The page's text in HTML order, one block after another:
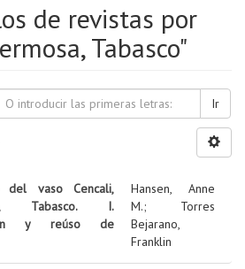
de revistas por
Tabasco"
Ir
del vaso Cencali,
Tabasco. I.
y reúso de
Hansen, Anne
M.; Torres
Bejarano,
Franklin